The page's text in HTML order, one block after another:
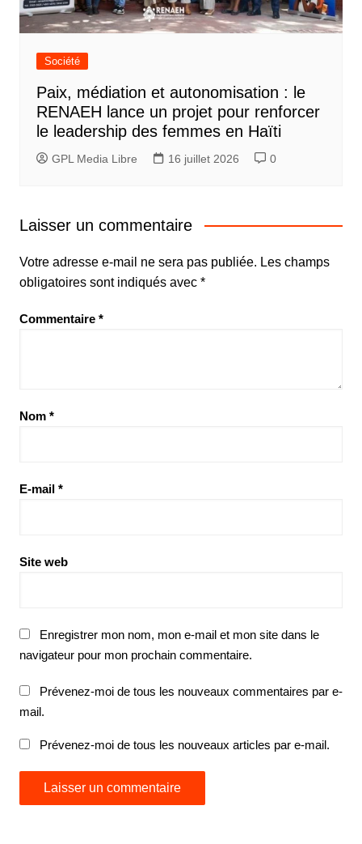
Société
Paix, médiation et autonomisation : le
RENAEH lance un projet pour renforcer
le leadership des femmes en Haïti
GPL Media Libre 16 juillet 2026 0
Laisser un commentaire
Votre adresse e-mail ne sera pas publiée. Les champs
obligatoires sont indiqués avec *
Commentaire *
Nom *
E-mail *
Site web
Enregistrer mon nom, mon e-mail et mon site dans le
navigateur pour mon prochain commentaire.
Prévenez-moi de tous les nouveaux commentaires par e-
mail.
Prévenez-moi de tous les nouveaux articles par e-mail.